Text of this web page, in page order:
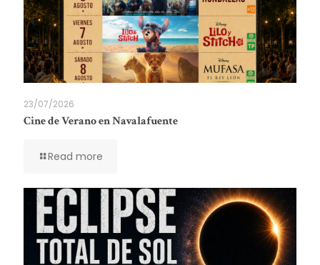
23/07/2026
Cine de Verano en Navalafuente
Read more